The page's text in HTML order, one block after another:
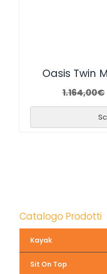
Oasis Twin
1.164,00€
Catalogo Prodotti
Kayak
Sit On Top